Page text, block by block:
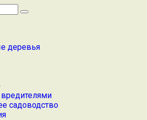
деревья
садоводство